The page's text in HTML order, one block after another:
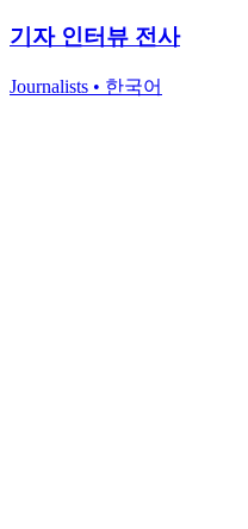
기자 인터뷰 전사
Journalists • 한국어